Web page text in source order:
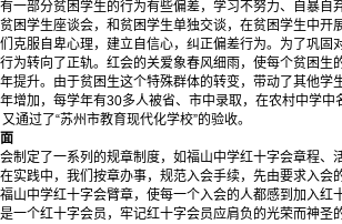
部分贫困学生的行为有些偏差，学习不努力、自暴自
困学生座谈会，和贫困学生单独交谈，在贫困学生中开
克服自卑心理，建立自信心，纠正偏差行为。为了巩固
为转向了正轨。红会的关爱象春风细雨，使每个贫困生
提升。由于贫困生这个特殊群体的转变，带动了其他学
增加，每学年有30多人被省、市中录取，在农村中学
通过了“苏州市教育现代化学校”的验收。
定了一系列的规章制度，如福山中学红十字会章程、
实践中，我们按章办事，规范入会手续，先由要求入会
山中学红十字会臂章，使每一个入会的人都感到加入红
一个红十字会员，牢记红十字会员应肩负的光荣而神圣